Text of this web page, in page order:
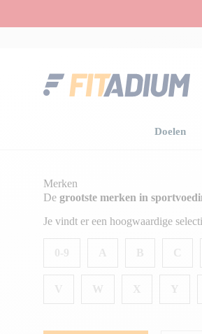
Doelen
Merken
De grootste merken in
Je vindt er een hoogwaardige
0-9 A B C
V W X Y